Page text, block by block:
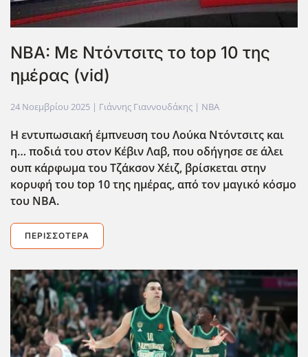
NBA: Με Ντόντσιτς το top 10 της
ημέρας (vid)
24 Νοεμβρίου 2025 | Γιάννης Γιαννουδάκης | NBA
Η εντυπωσιακή έμπνευση του Λούκα Ντόντσιτς και
η… ποδιά του στον Κέβιν Λαβ, που οδήγησε σε άλει
ουπ κάρφωμα του Τζάκσον Χέιζ, βρίσκεται στην
κορυφή του top 10 της ημέρας, από τον μαγικό κόσμο
του ΝΒΑ.
ΠΕΡΙΣΣΌΤΕΡΑ